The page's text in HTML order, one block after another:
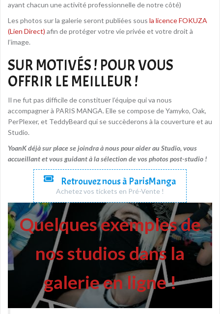
ayant chacun une activité professionnelle de notre côté)
Les photos sur la galerie seront publiées sous la licence FOKUZA
(Lien Direct) afin de protéger votre vie privée et votre droit à
l’image.
SUR MOTIVÉS ! POUR VOUS
OFFRIR LE MEILLEUR !
Il ne fut pas difficile de constituer l’équipe qui va nous
accompagner à PARIS MANGA. Elle se compose de Yamyko, Oak,
PerPlexer, et TeddyBeard qui se succèderons à la couverture et au
Studio.
YoanK déjà sur place se joindra à nous pour aider au Studio, vous
accueillant et vous guidant à la sélection de vos photos post-studio !
Retrouvez nous à ParisManga
Achetez vos tickets en Pré-Vente !
Quelques exemples de
nos studios dans la
galerie en ligne !